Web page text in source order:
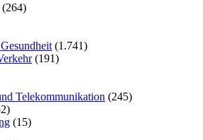
(264)
(1.741)
(191)
Telekommunikation (245)
(15)